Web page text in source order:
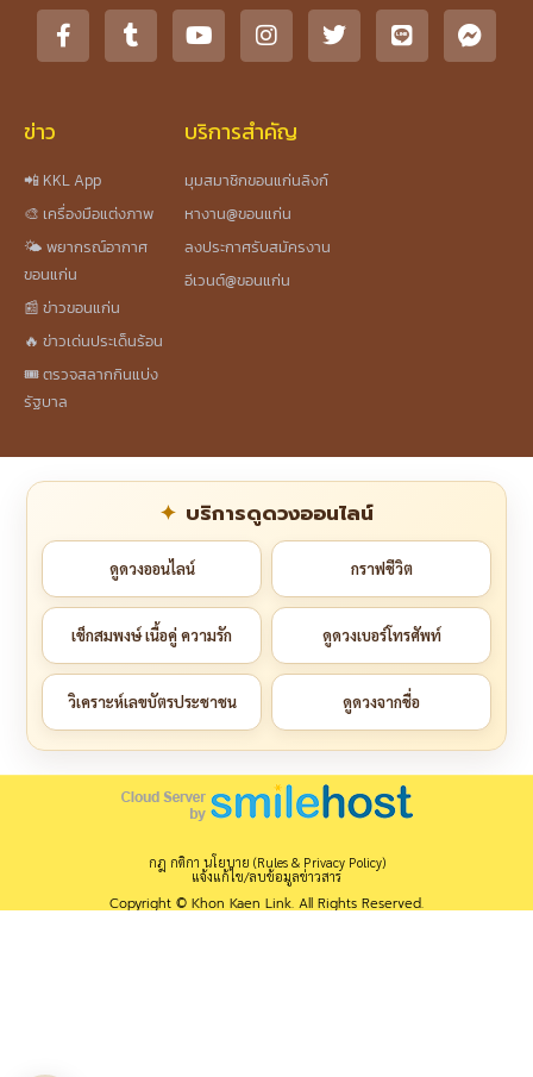
ข่าว
📲 KKL App
🎨 เครื่องมือแต่งภาพ
🌤️ พยากรณ์อากาศ
ขอนแก่น
📰 ข่าวขอนแก่น
🔥 ข่าวเด่นประเด็นร้อน
🎟️ ตรวจสลากกินแบ่ง
รัฐบาล
บริการสำคัญ
มุมสมาชิกขอนแก่นลิงก์
หางาน@ขอนแก่น
ลงประกาศรับสมัครงาน
อีเวนต์@ขอนแก่น
บริการดูดวงออนไลน์
ดูดวงออนไลน์ กราฟชีวิต
เช็กสมพงษ์ เนื้อคู่ ความรัก ดูดวงเบอร์โทรศัพท์
วิเคราะห์เลขบัตรประชาชน ดูดวงจากชื่อ
กฎ กติกา นโยบาย (Rules & Privacy Policy)
แจ้งแก้ไข/ลบข้อมูลข่าวสาร
Copyright © Khon Kaen Link. All Rights Reserved.